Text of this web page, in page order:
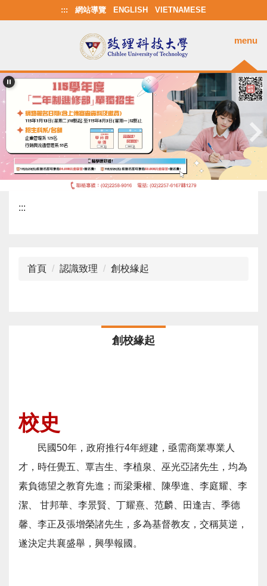
到
容
::: 網站導覽 ENGLISH VIETNAMESE
menu
:::
首頁 認識致理 創校緣起
創校緣起
校史
民國50年，政府推行4年經建，亟需商業專業人
才，時任覺五、覃吉生、李植泉、巫光亞諸先生，均為
素負德望之教育先進；而梁秉權、陳學進、李庭耀、李
潔、 甘邦華、李景賢、丁耀熹、范麟、田逢吉、季德
馨、李正及張增榮諸先生，多為基督教友，交稱莫逆，
遂決定共襄盛舉，興學報國。